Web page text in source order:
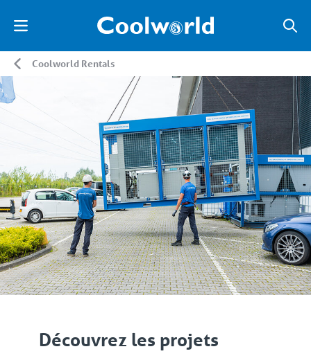
Coolworld Rentals
Découvrez les projets